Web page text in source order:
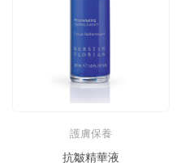
護膚保養
抗皺精華液